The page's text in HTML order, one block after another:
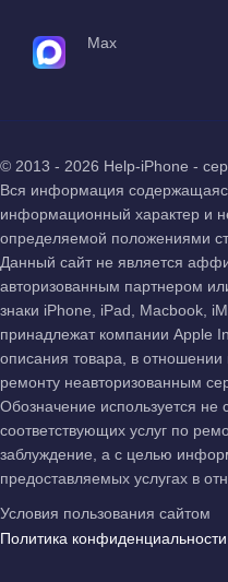
Max
© 2013 - 2026 Help-iPhone -
Вся информация
информационный характер и
определяемой положениями
Данный сайт не является
авторизованным партнером
знаки iPhone, iPad, Macbook,
принадлежат компании Apple
описания товара, в отношении
ремонту неавторизованным
Обозначение используется не
соответствующих услуг по
заблуждение, а с целью
предоставляемых услугах в
Условия пользования сайтом
Политика конфиденциальности